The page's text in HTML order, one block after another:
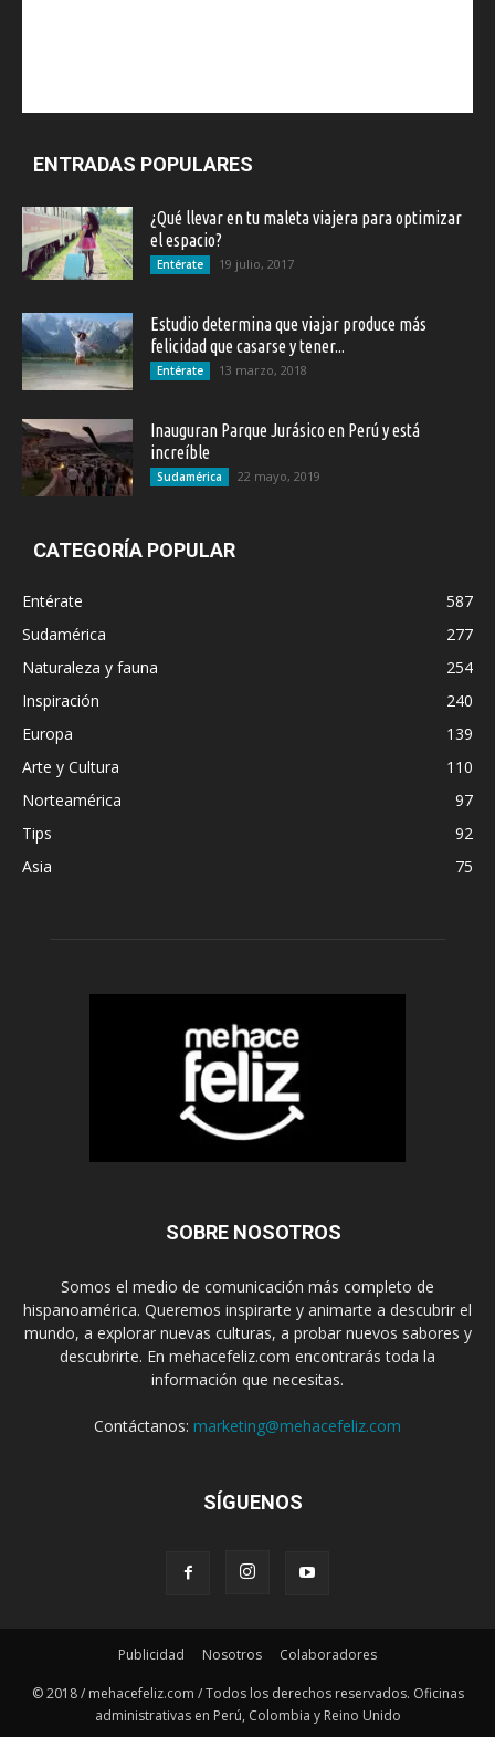
ENTRADAS POPULARES
¿Qué llevar en tu maleta viajera para optimizar
el espacio?
Entérate 19 julio, 2017
Estudio determina que viajar produce más
felicidad que casarse y tener...
Entérate 13 marzo, 2018
Inauguran Parque Jurásico en Perú y está
increíble
Sudamérica 22 mayo, 2019
CATEGORÍA POPULAR
Entérate
587
Sudamérica
277
Naturaleza y fauna
254
Inspiración
240
Europa
139
Arte y Cultura
110
Norteamérica
97
Tips
92
Asia
75
SOBRE NOSOTROS
Somos el medio de comunicación más completo de
hispanoamérica. Queremos inspirarte y animarte a descubrir el
mundo, a explorar nuevas culturas, a probar nuevos sabores y
descubrirte. En mehacefeliz.com encontrarás toda la
información que necesitas.
Contáctanos: marketing@mehacefeliz.com
SÍGUENOS
Publicidad Nosotros Colaboradores
© 2018 / mehacefeliz.com / Todos los derechos reservados. Oficinas
administrativas en Perú, Colombia y Reino Unido